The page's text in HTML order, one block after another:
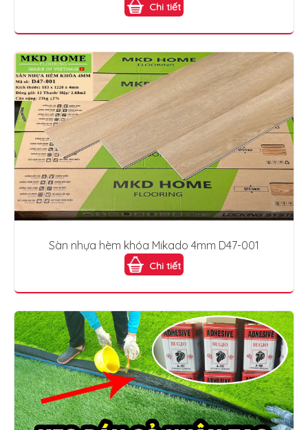
Chi tiết
Sàn nhựa hèm khóa Mikado 4mm D47-001
Chi tiết